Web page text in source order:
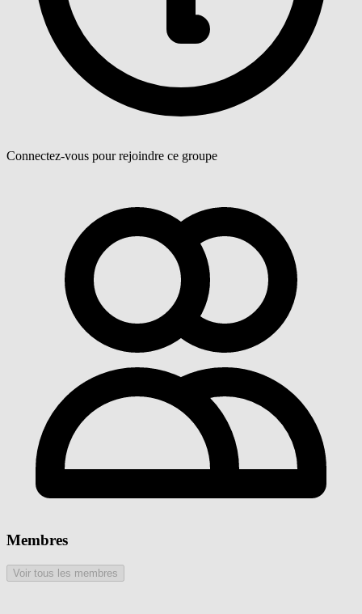
Connectez-vous pour rejoindre ce groupe
Membres
Voir tous les membres